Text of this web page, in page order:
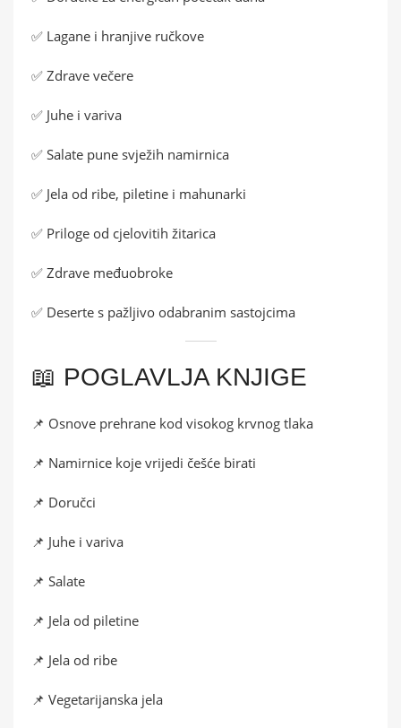
✅ Lagane i hranjive ručkove
✅ Zdrave večere
✅ Juhe i variva
✅ Salate pune svježih namirnica
✅ Jela od ribe, piletine i mahunarki
✅ Priloge od cjelovitih žitarica
✅ Zdrave međuobroke
✅ Deserte s pažljivo odabranim sastojcima
📖 POGLAVLJA KNJIGE
📌 Osnove prehrane kod visokog krvnog tlaka
📌 Namirnice koje vrijedi češće birati
📌 Doručci
📌 Juhe i variva
📌 Salate
📌 Jela od piletine
📌 Jela od ribe
📌 Vegetarijanska jela